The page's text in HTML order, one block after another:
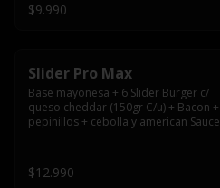
$9.990
Slider Pro Max
Base mayonesa + 6 Slider Burger c/
queso cheddar (150gr C/u) + Bacon +
pepinillos + cebolla y american Sauce
$12.990